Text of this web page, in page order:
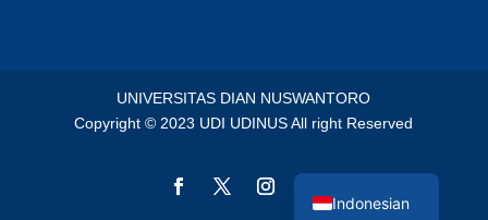
UNIVERSITAS DIAN NUSWANTORO
Copyright © 2023 UDI UDINUS All right Reserved
Indonesian